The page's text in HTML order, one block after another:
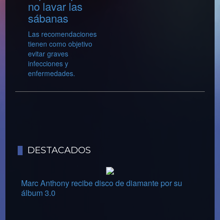
no lavar las
sábanas
Las recomendaciones
tienen como objetivo
evitar graves
infecciones y
enfermedades.
DESTACADOS
Marc Anthony recibe disco de diamante por su
álbum 3.0